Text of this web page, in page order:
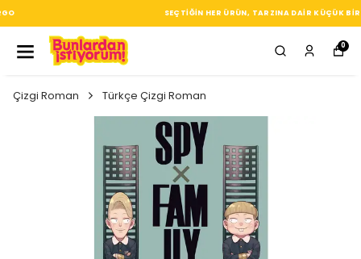
SEÇTIĞIN HER ÜRÜN, TARZINA DAIR KÜÇÜK BIR IMZA
0
Çizgi Roman Türkçe Çizgi Roman